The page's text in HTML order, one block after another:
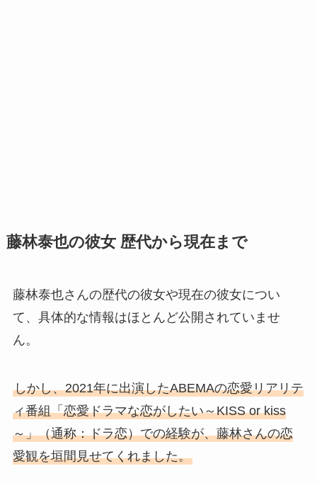
藤林泰也の彼女 歴代から現在まで
藤林泰也さんの歴代の彼女や現在の彼女につい
て、具体的な情報はほとんど公開されていませ
ん。
しかし、2021年に出演したABEMAの恋愛リアリテ
ィ番組「恋愛ドラマな恋がしたい～KISS or kiss
～」（通称：ドラ恋）での経験が、藤林さんの恋
愛観を垣間見せてくれました。